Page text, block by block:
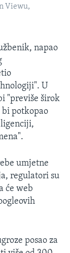
Viewu,
napao
U
"previše širok
potkopao
umjetne
regulatori su
će web
posao za